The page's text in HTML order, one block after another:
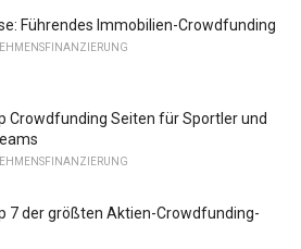
Führendes Immobilien-Crowdfunding
Crowdfunding Seiten für Sportler und
7 der größten Aktien-Crowdfunding-